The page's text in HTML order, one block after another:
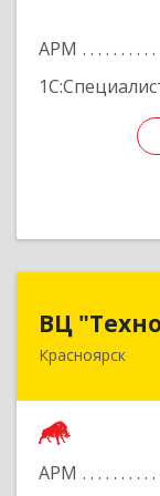
АРМ
ВЦ
Красноярск
АРМ